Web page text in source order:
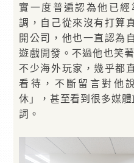
實一度普遍認為他已
調，自己從來沒有打算
開公司，他也一直認為
遊戲開發。不過他也笑
不少海外玩家，幾乎都
看待，不斷留言對他
休」，甚至看到很多媒
詞。